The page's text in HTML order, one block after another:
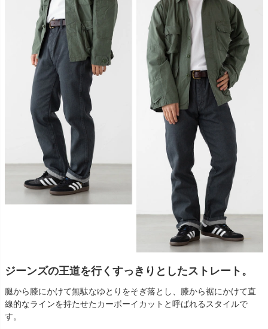
ジーンズの王道を行くすっきりとしたストレート。
腿から膝にかけて無駄なゆとりをそぎ落とし、膝から裾にかけて直
線的なラインを持たせたカーボーイカットと呼ばれるスタイルで
す。